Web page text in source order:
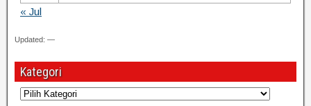
« Jul
Updated: —
Kategori